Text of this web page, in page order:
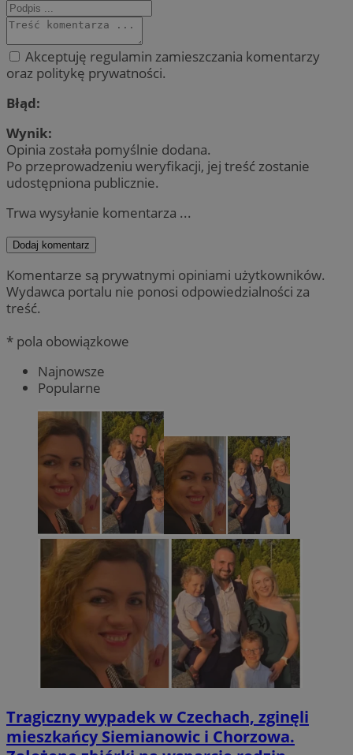
Akceptuję regulamin zamieszczania komentarzy
oraz politykę prywatności.
Błąd:
Wynik:
Opinia została pomyślnie dodana.
Po przeprowadzeniu weryfikacji, jej treść zostanie
udostępniona publicznie.
Trwa wysyłanie komentarza ...
Dodaj komentarz
Komentarze są prywatnymi opiniami użytkowników.
Wydawca portalu nie ponosi odpowiedzialności za
treść.
* pola obowiązkowe
Najnowsze
Popularne
Tragiczny wypadek w Czechach, zginęli
mieszkańcy Siemianowic i Chorzowa.